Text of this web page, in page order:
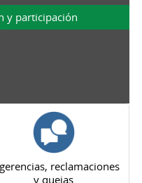
y participación
reclamaciones
y quejas